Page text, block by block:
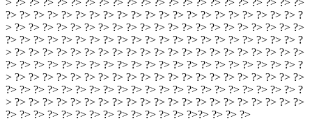
> ?> ?> ?> ?> ?> ?> ?> ?> ?> ?> ?> ?> ?> ?> ?> ?> ?> ?> ?> ?> ?>
?> ?> ?> ?> ?> ?> ?> ?> ?> ?> ?> ?> ?> ?> ?> ?> ?> ?> ?> ?> ?> ?
> ?> ?> ?> ?> ?> ?> ?> ?> ?> ?> ?> ?> ?> ?> ?> ?> ?> ?> ?> ?> ?>
?> ?> ?> ?> ?> ?> ?> ?> ?> ?> ?> ?> ?> ?> ?> ?> ?> ?> ?> ?> ?> ?
> ?> ?> ?> ?> ?> ?> ?> ?> ?> ?> ?> ?> ?> ?> ?> ?> ?> ?> ?> ?> ?>
?> ?> ?> ?> ?> ?> ?> ?> ?> ?> ?> ?> ?> ?> ?> ?> ?> ?> ?> ?> ?> ?
> ?> ?> ?> ?> ?> ?> ?> ?> ?> ?> ?> ?> ?> ?> ?> ?> ?> ?> ?> ?> ?>
?> ?> ?> ?> ?> ?> ?> ?> ?> ?> ?> ?> ?> ?> ?> ?> ?> ?> ?> ?> ?> ?
> ?> ?> ?> ?> ?> ?> ?> ?> ?> ?> ?> ?> ?> ?> ?> ?> ?> ?> ?> ?> ?>
?> ?> ?> ?> ?> ?> ?> ?> ?> ?> ?> ?> ?> ?>?> ?> ?> ?>